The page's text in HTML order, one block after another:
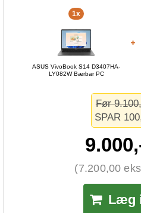
1x
ASUS VivoBook S14 D3407HA-
LY082W Bærbar PC
Før
SPAR
(7.200,00
Læg